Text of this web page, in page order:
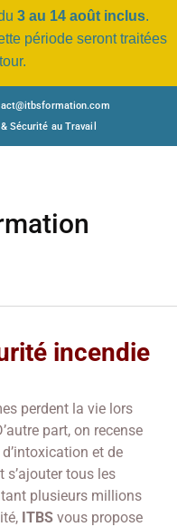
3 au 14 août inclus.
période seront traitées
Sécurité au Travail
incendie
perdent la vie lors
part, on recense
et de
s’ajouter tous les
plusieurs millions
ITBSvous propose